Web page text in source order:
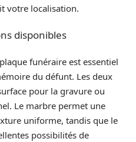
votre localisation.
disponibles
funéraire est essentiel
du défunt. Les deux
pour la gravure ou
Le marbre permet une
uniforme, tandis que le
possibilités de